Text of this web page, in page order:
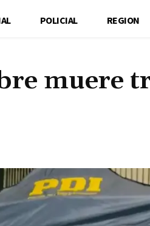
POLICIAL REGION
muere